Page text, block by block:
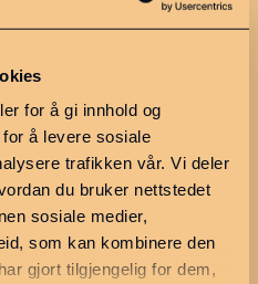
for å gi innhold og
å levere sosiale
trafikken vår. Vi deler
du bruker nettstedet
sosiale medier,
som kan kombinere den
gjort tilgjengelig for dem,
Ressurser
Møteplan 2026
Møter og
saksdokumenter
Søknadskriterier